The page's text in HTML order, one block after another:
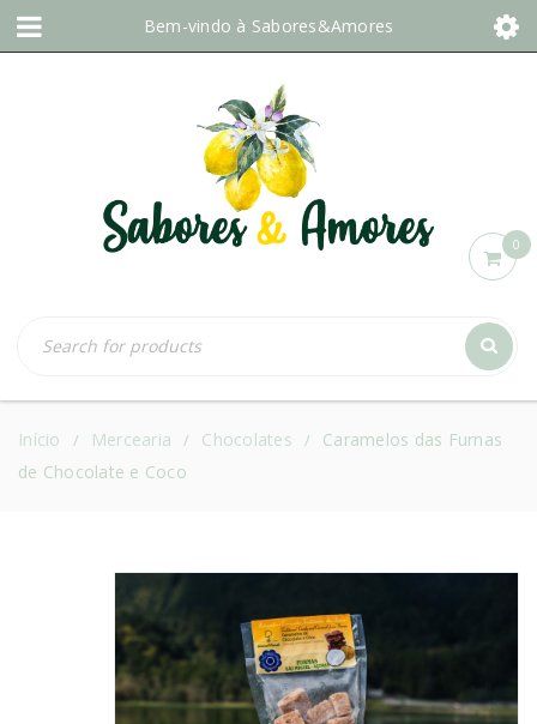
Bem-vindo à Sabores&Amores
0
Início / Mercearia / Chocolates /
Caramelos das Furnas
de Chocolate e Coco